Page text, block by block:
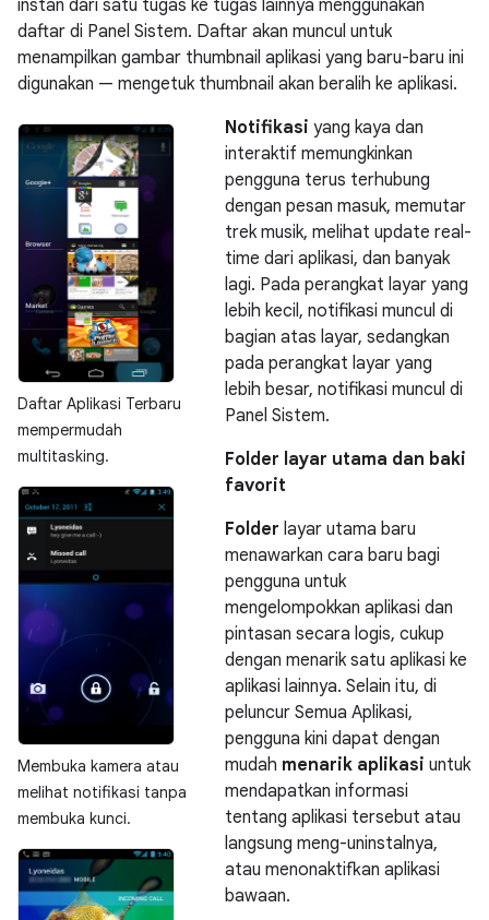
instan dari satu tugas ke tugas lainnya menggunakan
daftar di Panel Sistem. Daftar akan muncul untuk
menampilkan gambar thumbnail aplikasi yang baru-baru ini
digunakan — mengetuk thumbnail akan beralih ke aplikasi.
Daftar Aplikasi Terbaru
mempermudah
multitasking.
Membuka kamera atau
melihat notifikasi tanpa
membuka kunci.
Notifikasi yang kaya dan
interaktif memungkinkan
pengguna terus terhubung
dengan pesan masuk, memutar
trek musik, melihat update real-
time dari aplikasi, dan banyak
lagi. Pada perangkat layar yang
lebih kecil, notifikasi muncul di
bagian atas layar, sedangkan
pada perangkat layar yang
lebih besar, notifikasi muncul di
Panel Sistem.
Folder layar utama dan baki
favorit
Folder layar utama baru
menawarkan cara baru bagi
pengguna untuk
mengelompokkan aplikasi dan
pintasan secara logis, cukup
dengan menarik satu aplikasi ke
aplikasi lainnya. Selain itu, di
peluncur Semua Aplikasi,
pengguna kini dapat dengan
mudah menarik aplikasi untuk
mendapatkan informasi
tentang aplikasi tersebut atau
langsung meng-uninstalnya,
atau menonaktifkan aplikasi
bawaan.